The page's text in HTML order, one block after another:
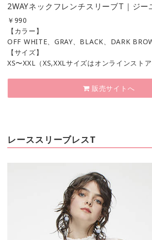
2WAYネックフレンチスリーブT｜ジー
￥ 990
【カラー】
OFF WHITE、GRAY、BLACK、DARK
【サイズ】
XS〜XXL（XS,XXLサイズはオンラインストア
販売サイトへ
レーススリーブレスT